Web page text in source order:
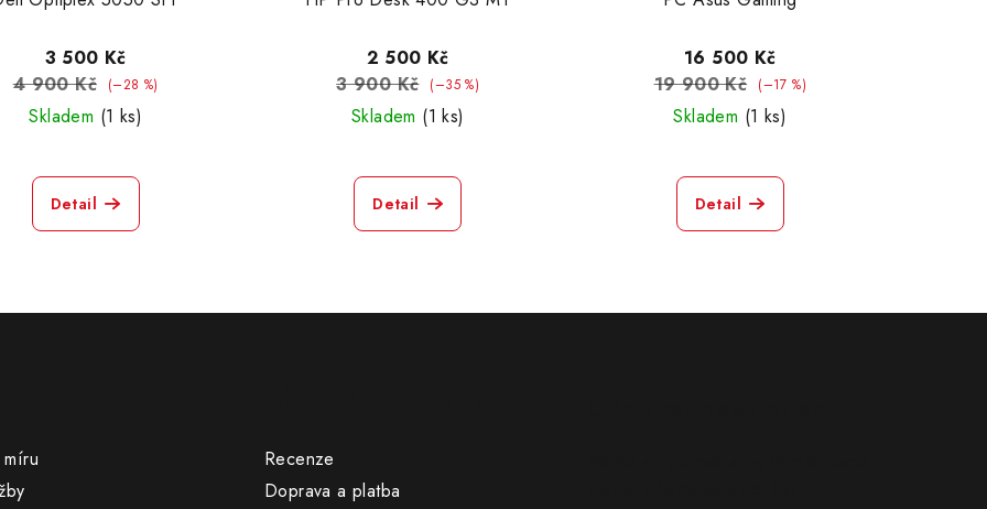
3 500 Kč
4 900 Kč
(–28 %)
Skladem (1 ks)
Detail
2 500 Kč
3 900 Kč (–35 %)
Skladem (1 ks)
Detail
16 500 Kč
19 900 Kč
(–17 %)
Skladem (1 ks)
Detail
Recenze
Doprava a platba